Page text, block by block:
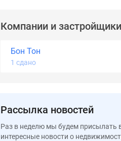
Компании и застройщики
Бон Тон
1 сдано
Рассылка новостей
Раз в неделю мы будем присылать
интересные новости о